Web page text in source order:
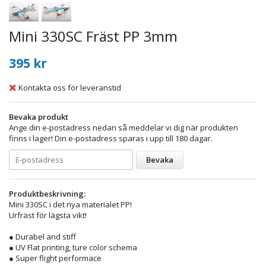
Mini 330SC Fräst PP 3mm
395 kr
Kontakta oss för leveranstid
Bevaka produkt
Ange din e-postadress nedan så meddelar vi dig när produkten
finns i lager! Din e-postadress sparas i upp till 180 dagar.
Bevaka
Produktbeskrivning:
Mini 330SC i det nya materialet PP!
Urfräst för lägsta vikt!
● Durabel and stiff
● UV Flat printing, ture color schema
● Super flight performace